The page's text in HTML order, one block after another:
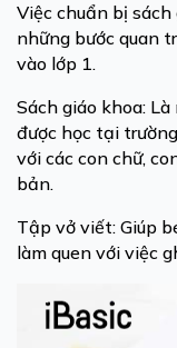
Việc chuẩn bị
những bước quan
vào lớp 1.
Sách giáo khoa:
được học tại
với các con chữ,
bản.
Tập vở viết: Giúp
làm quen với việc